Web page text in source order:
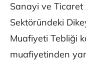
Sanayi ve Ticaret
Sektöründeki
Muafiyeti Tebliği
muafiyetinden